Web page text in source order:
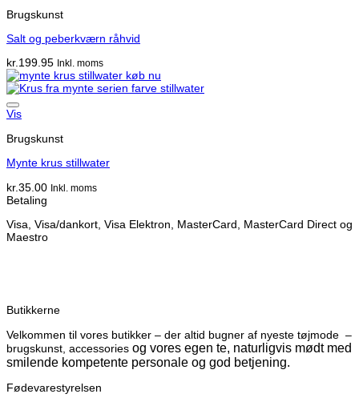
Brugskunst
Salt og peberkværn råhvid
kr.199.95 Inkl. moms
Vis
Brugskunst
Mynte krus stillwater
kr.35.00 Inkl. moms
Betaling
Visa, Visa/dankort, Visa Elektron, MasterCard, MasterCard Direct og
Maestro
Butikkerne
Velkommen til vores butikker – der altid bugner af nyeste tøjmode –
brugskunst, accessories og vores egen te, naturligvis mødt med
smilende kompetente personale og god betjening.
Fødevarestyrelsen